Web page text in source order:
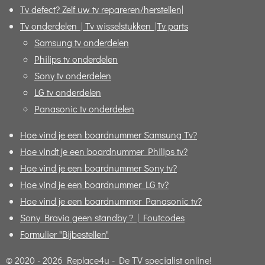
Tv defect? Zelf uw tv repareren/herstellen|
Tv onderdelen | Tv wisselstukken |Tv parts
Samsung tv onderdelen
Philips tv onderdelen
Sony tv onderdelen
LG tv onderdelen
Panasonic tv onderdelen
Hoe vind je een boardnummer Samsung Tv?
Hoe vindt je een boardnummer Philips tv?
Hoe vind je een boardnummer Sony tv?
Hoe vind je een boardnummer LG tv?
Hoe vind je een boardnummer Panasonic tv?
Sony Bravia geen standby ? | Foutcodes
Formulier "Bijbestellen"
© 2020 - 2026 Replace4u - De TV specialist online!